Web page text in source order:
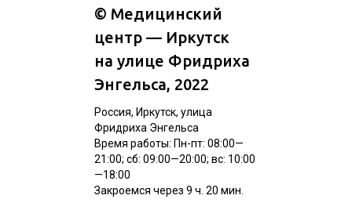
© Медицинский
центр — Иркутск
на улице Фридриха
Энгельса, 2022
Россия, Иркутск, улица
Фридриха Энгельса
Время работы: Пн-пт: 08:00—
21:00; сб: 09:00—20:00; вс: 10:00
—18:00
Закроемся через 9 ч. 20 мин.